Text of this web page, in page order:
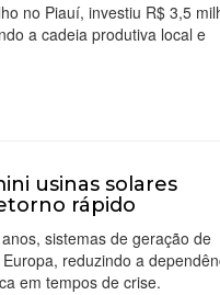
no Piauí, investiu R$ 3,5
a cadeia produtiva local e
usinas solares
rápido
sistemas de geração de
reduzindo a
em tempos de crise.